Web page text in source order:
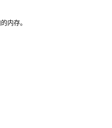
内存。